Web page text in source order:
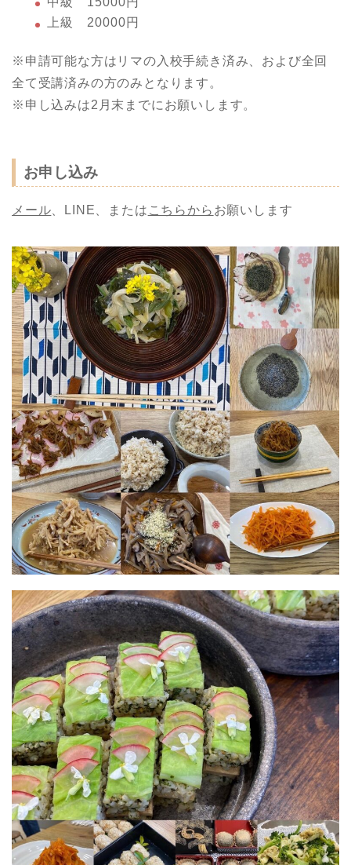
上級 20000円
※申請可能な方はリマの入校手続き済み、および全回
全て受講済みの方のみとなります。
※申し込みは2月末までにお願いします。
お申し込み
メール、LINE、または こちらから お願いします